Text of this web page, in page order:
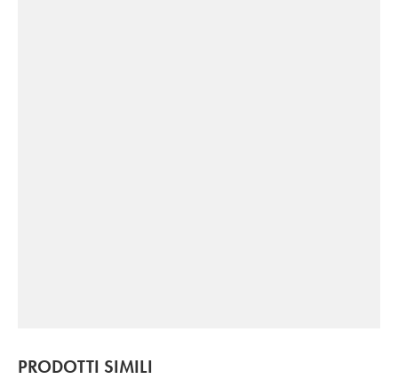
PRODOTTI SIMILI